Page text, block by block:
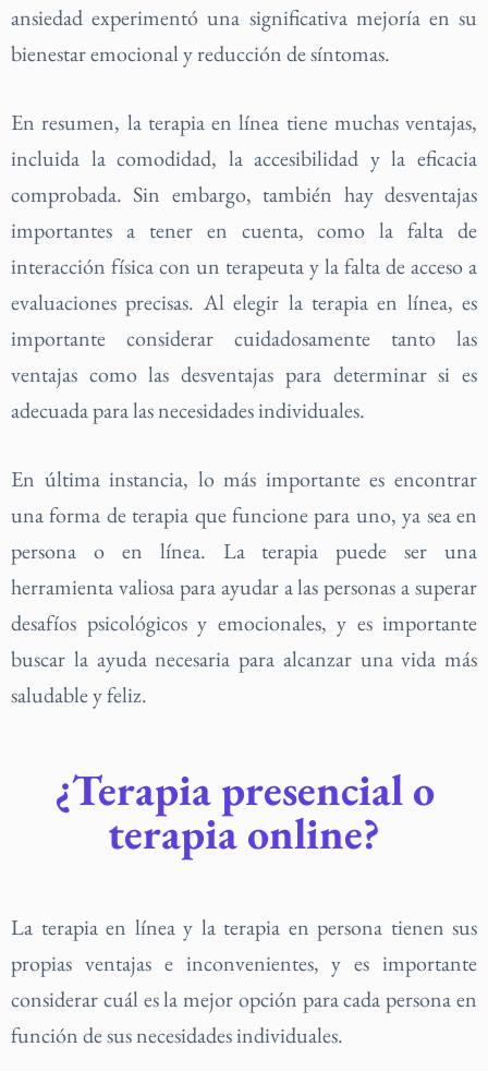
ansiedad experimentó una significativa mejoría en su
bienestar emocional y reducción de síntomas.
En resumen, la terapia en línea tiene muchas ventajas,
incluida la comodidad, la accesibilidad y la eficacia
comprobada. Sin embargo, también hay desventajas
importantes a tener en cuenta, como la falta de
interacción física con un terapeuta y la falta de acceso a
evaluaciones precisas. Al elegir la terapia en línea, es
importante considerar cuidadosamente tanto las
ventajas como las desventajas para determinar si es
adecuada para las necesidades individuales.
En última instancia, lo más importante es encontrar
una forma de terapia que funcione para uno, ya sea en
persona o en línea. La terapia puede ser una
herramienta valiosa para ayudar a las personas a superar
desafíos psicológicos y emocionales, y es importante
buscar la ayuda necesaria para alcanzar una vida más
saludable y feliz.
¿Terapia presencial o
terapia online?
La terapia en línea y la terapia en persona tienen sus
propias ventajas e inconvenientes, y es importante
considerar cuál es la mejor opción para cada persona en
función de sus necesidades individuales.